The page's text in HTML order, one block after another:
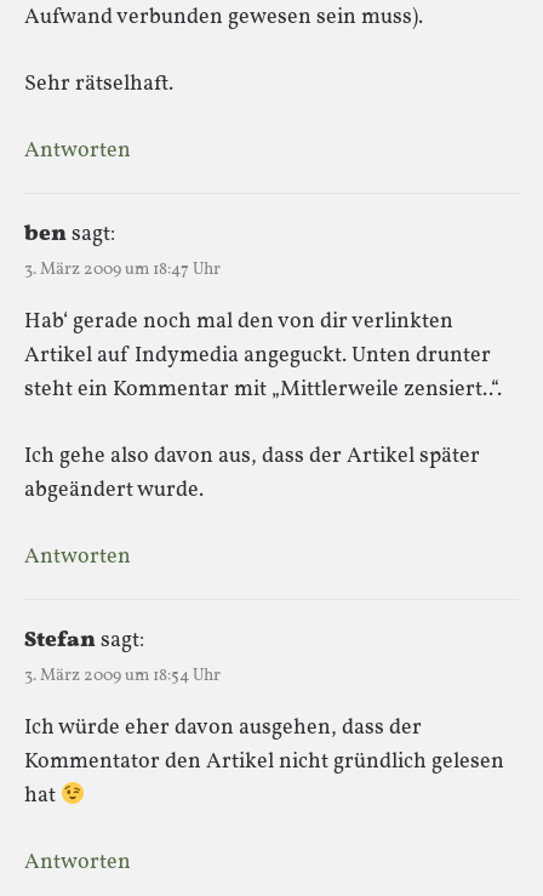
Aufwand verbunden gewesen sein muss).
Sehr rätselhaft.
Antworten
bensagt:
3. März 2009 um 18:47 Uhr
Hab‘ gerade noch mal den von dir verlinkten
Artikel auf Indymedia angeguckt. Unten drunter
steht ein Kommentar mit „Mittlerweile zensiert..“.
Ich gehe also davon aus, dass der Artikel später
abgeändert wurde.
Antworten
Stefansagt:
3. März 2009 um 18:54 Uhr
Ich würde eher davon ausgehen, dass der
Kommentator den Artikel nicht gründlich gelesen
hat
Antworten